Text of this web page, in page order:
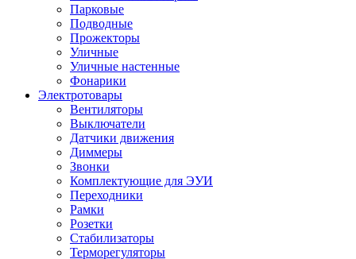
Парковые
Подводные
Прожекторы
Уличные
Уличные настенные
Фонарики
Электротовары
Вентиляторы
Выключатели
Датчики движения
Диммеры
Звонки
Комплектующие для ЭУИ
Переходники
Рамки
Розетки
Стабилизаторы
Терморегуляторы